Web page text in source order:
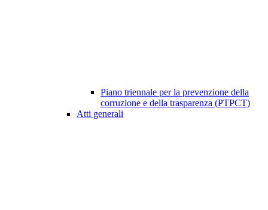
Piano triennale per la prevenzione della
corruzione e della trasparenza (PTPCT)
Atti generali